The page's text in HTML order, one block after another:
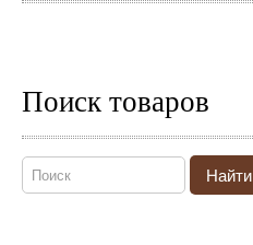
Поиск товаров
Найти